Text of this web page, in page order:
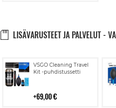
LISÄVARUSTEET JA PALVELUT -
VSGO Cleaning Travel
Kit -puhdistussetti
69,00 €
Lisää
ostoskoriin